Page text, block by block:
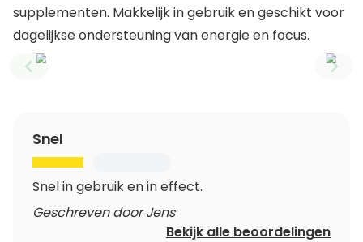
supplementen. Makkelijk in gebruik en geschikt voor
dagelijkse ondersteuning van energie en focus.
Previous slide
Snel
Snel in gebruik en in effect.
Geschreven door Jens
Bekijk alle beoordelingen